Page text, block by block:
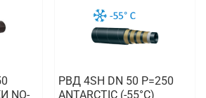
NO-
РВД 4SH DN 50 P=250
ANTARCTIC (-55°C)